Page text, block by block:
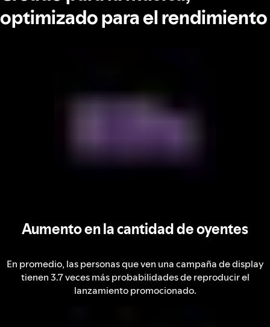
optimizado para el rendimiento
Aumento en la cantidad de oyentes
En promedio, las personas que ven una campaña de display
tienen 3.7 veces más probabilidades de reproducir el
lanzamiento promocionado.